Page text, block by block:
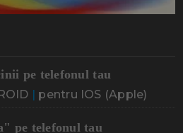
pe telefonul tau
| pentru IOS (Apple)
pe telefonul tau